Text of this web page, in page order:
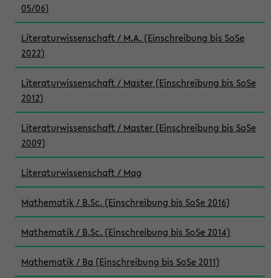
05/06)
Literaturwissenschaft / M.A. (Einschreibung bis SoSe
2022)
Literaturwissenschaft / Master (Einschreibung bis SoSe
2012)
Literaturwissenschaft / Master (Einschreibung bis SoSe
2009)
Literaturwissenschaft / Mag
Mathematik / B.Sc. (Einschreibung bis SoSe 2016)
Mathematik / B.Sc. (Einschreibung bis SoSe 2014)
Mathematik / Ba (Einschreibung bis SoSe 2011)